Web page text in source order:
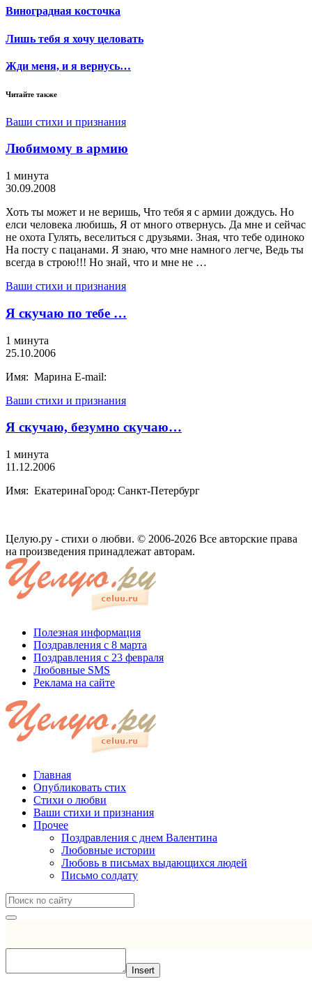
Виноградная косточка
Лишь тебя я хочу целовать
Жди меня, и я вернусь…
Читайте также
Ваши стихи и признания
Любимому в армию
1 минута
30.09.2008
Хоть ты может и не веришь, Что тебя я с армии дождусь. Но
елси человека любишь, Я от много отвернусь. Да мне и сейчас
не охота Гулять, веселиться с друзьями. Зная, что тебе одиноко
На посту с пацанами. Я знаю, что мне намного легче, Ведь ты
всегда в строю!!! Но знай, что и мне не …
Ваши стихи и признания
Я скучаю по тебе …
1 минута
25.10.2006
Имя: Марина E-mail:
Ваши стихи и признания
Я скучаю, безумно скучаю…
1 минута
11.12.2006
Имя: ЕкатеринаГород: Санкт-Петербург
Целую.ру - стихи о любви. © 2006-2026 Все авторские права
на произведения принадлежат авторам.
Полезная информация
Поздравления с 8 марта
Поздравления с 23 февраля
Любовные SMS
Реклама на сайте
Главная
Опубликовать стих
Стихи о любви
Ваши стихи и признания
Прочее
Поздравления с днем Валентина
Любовные истории
Любовь в письмах выдающихся людей
Письмо солдату
Insert